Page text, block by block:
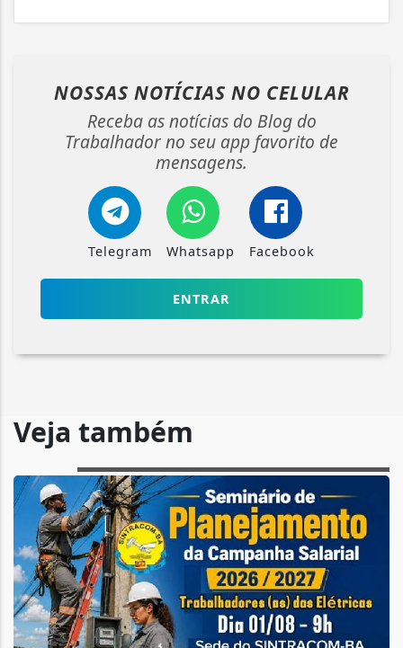
NOSSAS NOTÍCIAS NO CELULAR
Receba as notícias do Blog do
Trabalhador no seu app favorito de
mensagens.
Telegram Whatsapp Facebook
ENTRAR
Veja também